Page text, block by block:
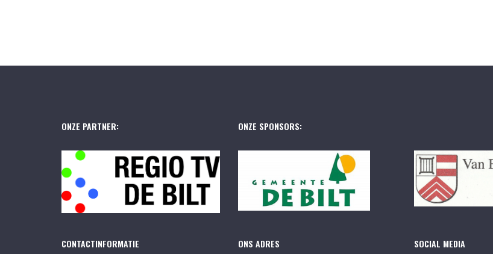
ONZE PARTNER: ONZE SPONSORS:
CONTACTINFORMATIE ONS ADRES SOCIAL MEDIA